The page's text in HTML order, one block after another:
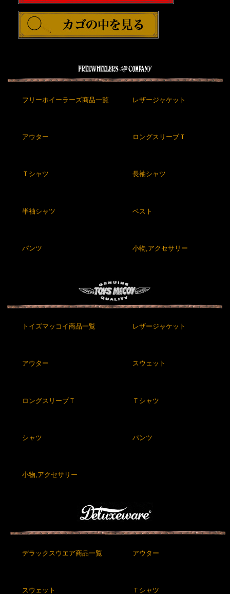
フリーホイーラーズ商品一覧 レザージャケット
アウター ロングスリーブＴ
Ｔシャツ 長袖シャツ
半袖シャツ ベスト
パンツ 小物,アクセサリー
トイズマッコイ商品一覧 レザージャケット
アウター スウェット
ロングスリーブＴ Ｔシャツ
シャツ パンツ
小物,アクセサリー
デラックスウエア商品一覧 アウター
スウェット Ｔシャツ